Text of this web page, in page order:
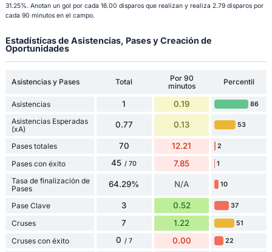
31.25%. Anotan un gol por cada 16.00 disparos que realizan y realiza 2.79 disparos por
cada 90 minutos en el campo.
Estadísticas de Asistencias, Pases y Creación de
Oportunidades
Asistencias y Pases Total
Por 90
minutos
Percentil
Asistencias 1 0.19 86
Asistencias Esperadas
(xA)
0.77 0.13 53
Pases totales 70 12.21 2
Pases con éxito 45 / 70 7.85 1
Tasa de finalización de
Pases
64.29% N/A 10
Pase Clave 3 0.52 37
Cruses 7 1.22 51
Cruses con éxito 0 / 7 0.00 22